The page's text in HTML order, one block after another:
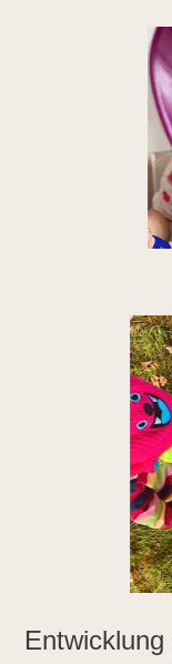
Entwicklung